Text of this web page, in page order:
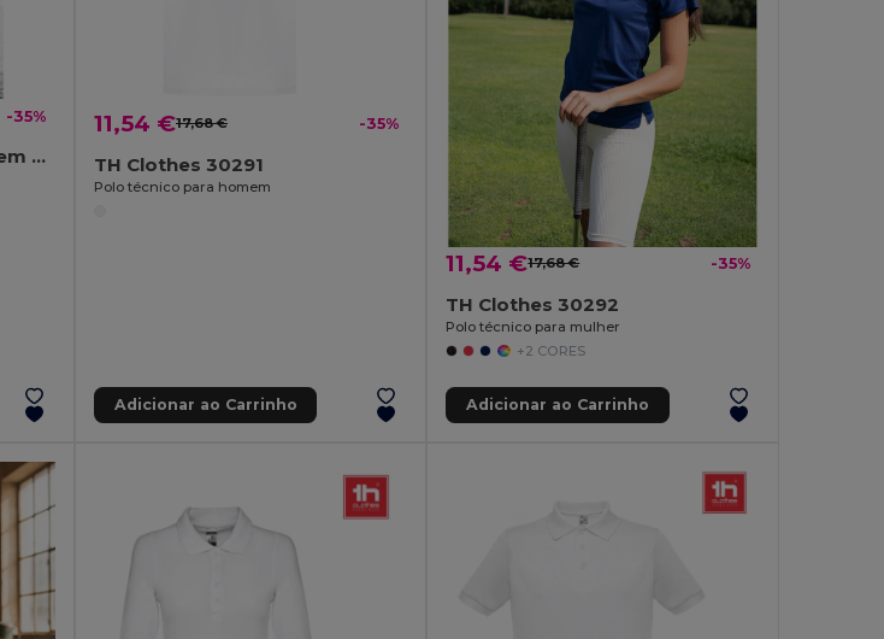
-35%
Polo bicolor para homem em algodão. Cor branca
11,54 €17,68 € -35%
TH Clothes 30291
Polo técnico para homem
Adicionar ao Carrinho
11,54 €17,68 € -35%
TH Clothes 30292
Polo técnico para mulher
+2 CORES
Adicionar ao Carrinho